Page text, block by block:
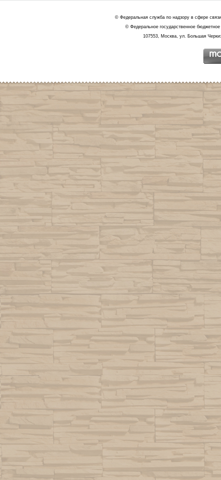
© Федеральная служба по надзору в сфере
© Федеральное государственное
107553, Москва, ул. Большая